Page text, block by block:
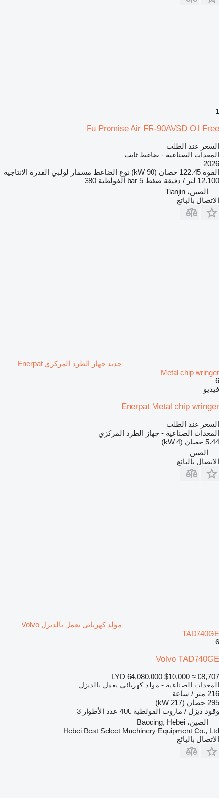
1
Fu Promise Air FR-90AVSD Oil Free
السعر عند الطلب
المعدات الصناعية - ضاغط ثابت
2026
القوة 122.45 حصان (90 kW) نوع الضاغط مسمار لولبي القدرة الإنتاجية
12.100 لتر / دقيقة
ضغط 5 bar الفولطية 380
الصين، Tianjin
الاتصال بالبائع
جديد جهاز الطرد المركزي Enerpat
Metal chip wringer
6
فيديو
Enerpat Metal chip wringer
السعر عند الطلب
المعدات الصناعية - جهاز الطرد المركزي
5.44 حصان (4 kW)
الصين
الاتصال بالبائع
مولد كهربائي يعمل بالديزل Volvo
TAD740GE
6
Volvo TAD740GE
LYD 64,080.000 $10,000 ≈ €8,707
المعدات الصناعية - مولد كهربائي يعمل بالديزل
216 متر / ساعة
295 حصان (217 kW)
وقود ديزل / مازوت الفولطية 400 عدد الأطوار 3
الصين، Baoding, Hebei
Hebei Best Select Machinery Equipment Co., Ltd
الاتصال بالبائع